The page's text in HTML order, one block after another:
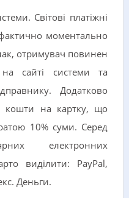
Світові платіжні
моментально
отримувач повинен
сайті системи та
Додатково
кошти на картку, що
10% суми. Серед
електронних
виділити: PayPal,
Деньги.